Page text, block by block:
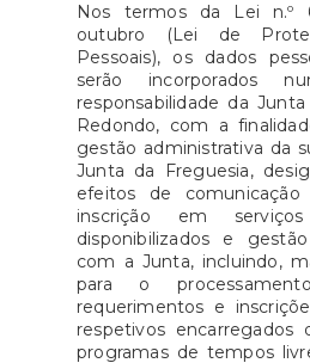
Nos termos da Lei n.º
outubro (Lei de
Pessoais), os dados
serão incorporados
responsabilidade da
Redondo, com a
gestão administrativa da
Junta da Freguesia,
efeitos de
inscrição em
disponibilizados e
com a Junta, incluindo,
para o
requerimentos e
respetivos encarregados
programas de tempos